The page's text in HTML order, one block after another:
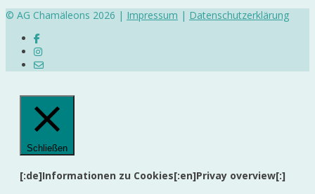
© AG Chamäleons 2026 | Impressum | Datenschutzerklärung
Schließen
[:de]Informationen zu Cookies[:en]Privay overview[:]